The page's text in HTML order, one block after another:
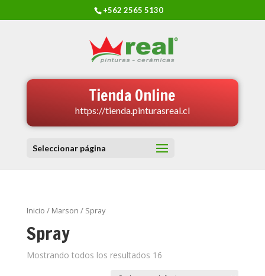
+562 2565 5130
Tienda Online
https://tienda.pinturasreal.cl
Seleccionar página
Inicio / Marson / Spray
Spray
Mostrando todos los resultados 16